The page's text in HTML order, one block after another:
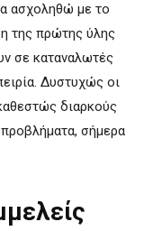
ασχοληθώ με το
της πρώτης ύλης
σε καταναλωτές
Δυστυχώς οι
διαρκούς
σήμερα